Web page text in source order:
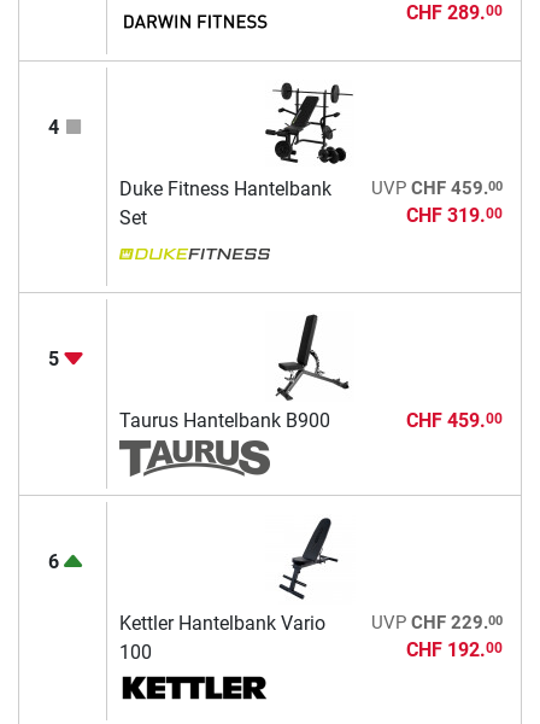
CHF 289.00
4
Duke Fitness Hantelbank
Set
UVP CHF 459.00
CHF 319.00
5
Taurus Hantelbank B900 CHF 459.00
6
Kettler Hantelbank Vario
100
UVP CHF 229.00
CHF 192.00